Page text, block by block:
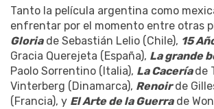
Tanto la película argentina como
enfrentar por el momento entre otras
Gloriade Sebastián Lelio (Chile), 15
Gracia Querejeta (España), La grande
Paolo Sorrentino (Italia), La Caceríade
Vinterberg (Dinamarca), Renoirde
(Francia), y El Arte de la Guerrade